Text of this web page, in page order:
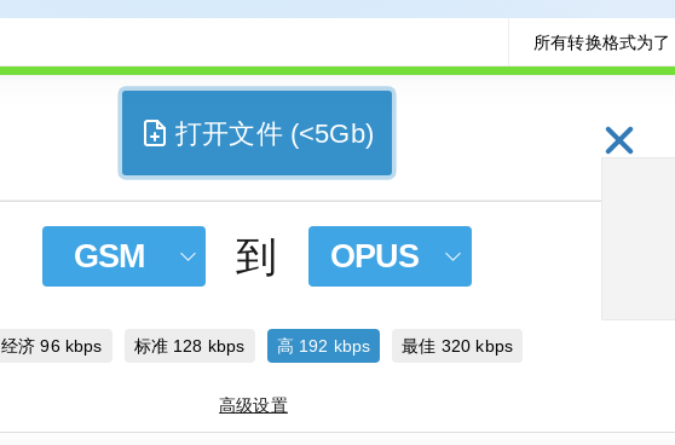
所有转换格式为了
打开文件 (<5Gb)
GSM 到 OPUS
经济 96 kbps 标准 128 kbps 高 192 kbps 最佳 320 kbps
高级设置